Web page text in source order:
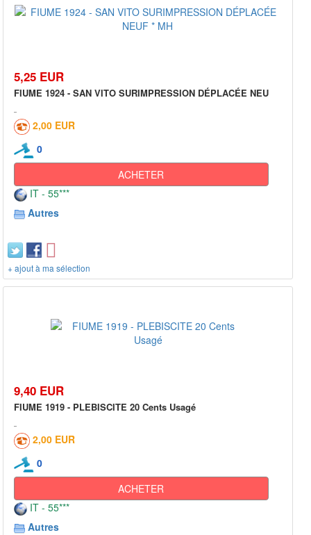
5,25 EUR
FIUME 1924 - SAN VITO SURIMPRESSION DÉPLACÉE NEU
2,00 EUR
0
ACHETER
IT - 55***
Autres
+ ajout à ma sélection
9,40 EUR
FIUME 1919 - PLEBISCITE 20 Cents Usagé
2,00 EUR
0
ACHETER
IT - 55***
Autres